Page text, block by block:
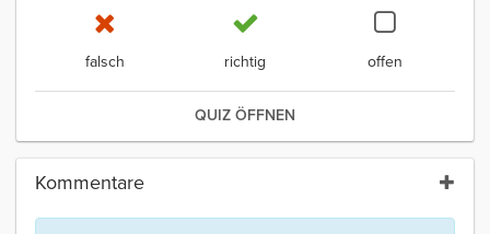
falsch richtig offen
QUIZ ÖFFNEN
Kommentare